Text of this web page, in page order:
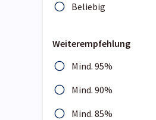
Beliebig
Weiterempfehlung
Mind. 95%
Mind. 90%
Mind. 85%